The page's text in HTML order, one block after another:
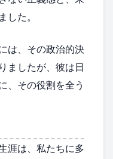
た。
は、その政治的決
ましたが、彼は日
、その役割を全う
涯は、私たちに多